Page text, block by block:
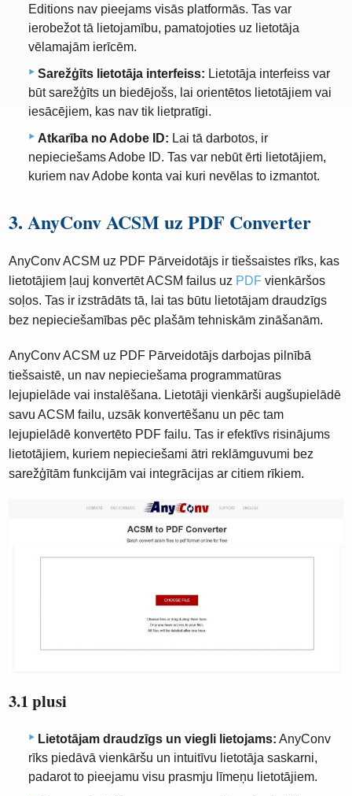
Editions nav pieejams visās platformās. Tas var
ierobežot tā lietojamību, pamatojoties uz lietotāja
vēlamajām ierīcēm.
Sarežģīts lietotāja interfeiss: Lietotāja interfeiss var
būt sarežģīts un biedējošs, lai orientētos lietotājiem vai
iesācējiem, kas nav tik lietpratīgi.
Atkarība no Adobe ID: Lai tā darbotos, ir
nepieciešams Adobe ID. Tas var nebūt ērti lietotājiem,
kuriem nav Adobe konta vai kuri nevēlas to izmantot.
3. AnyConv ACSM uz PDF Converter
AnyConv ACSM uz PDF Pārveidotājs ir tiešsaistes rīks, kas
lietotājiem ļauj konvertēt ACSM failus uz PDF vienkāršos
soļos. Tas ir izstrādāts tā, lai tas būtu lietotājam draudzīgs
bez nepieciešamības pēc plašām tehniskām zināšanām.
AnyConv ACSM uz PDF Pārveidotājs darbojas pilnībā
tiešsaistē, un nav nepieciešama programmatūras
lejupielāde vai instalēšana. Lietotāji vienkārši augšupielādē
savu ACSM failu, uzsāk konvertēšanu un pēc tam
lejupielādē konvertēto PDF failu. Tas ir efektīvs risinājums
lietotājiem, kuriem nepieciešami ātri reklāmguvumi bez
sarežģītām funkcijām vai integrācijas ar citiem rīkiem.
3.1 plusi
Lietotājam draudzīgs un viegli lietojams: AnyConv
rīks piedāvā vienkāršu un intuitīvu lietotāja saskarni,
padarot to pieejamu visu prasmju līmeņu lietotājiem.